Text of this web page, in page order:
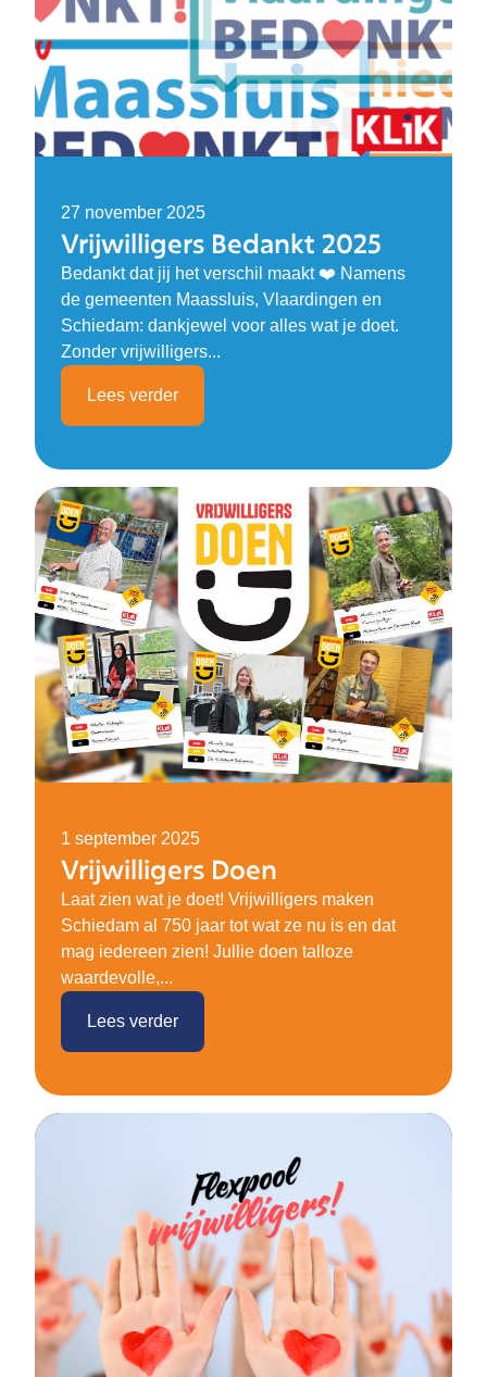
27 november 2025
Vrijwilligers Bedankt 2025
Bedankt dat jij het verschil maakt ❤️ Namens
de gemeenten Maassluis, Vlaardingen en
Schiedam: dankjewel voor alles wat je doet.
Zonder vrijwilligers...
Lees verder
1 september 2025
Vrijwilligers Doen
Laat zien wat je doet! Vrijwilligers maken
Schiedam al 750 jaar tot wat ze nu is en dat
mag iedereen zien! Jullie doen talloze
waardevolle,...
Lees verder